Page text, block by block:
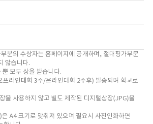
분의 수상자는 홈페이지에 공개하며, 절대평가부문
않습니다.
모두 상을 받습니다.
프라인대회 3주/온라인대회 2주후) 발송되며 학교로
을 사용하지 않고 별도 제작된 디지털상장(JPG)을
A4 크기로 맞춰져 있으며 필요시 사진인화하면